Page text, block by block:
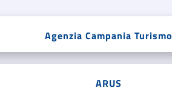
Agenzia Campania Turismo
ARUS